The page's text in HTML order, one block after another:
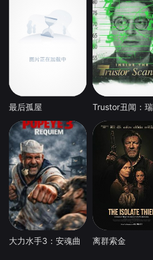
最后孤屋
大力水手3：安魂曲 离群索金